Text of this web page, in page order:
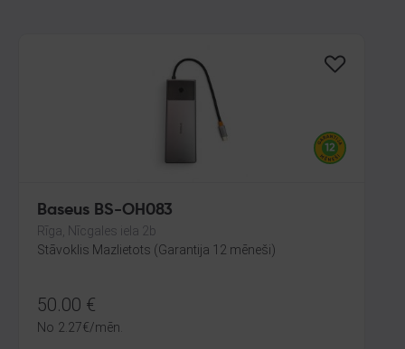
Baseus BS-OH083
Rīga, Nīcgales iela 2b
Stāvoklis Mazlietots (Garantija 12 mēneši)
50.00 €
No 2.27€/mēn.